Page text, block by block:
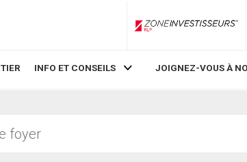
INFO ET CONSEILS JOIGNEZ-VOUS À